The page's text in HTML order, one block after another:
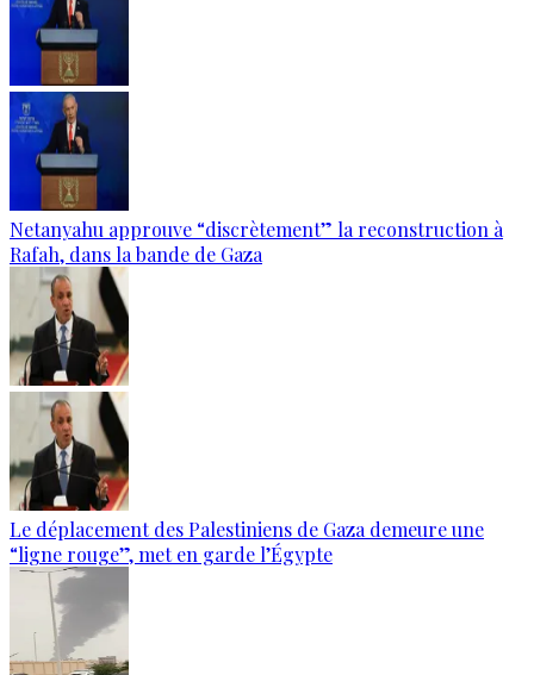
Netanyahu approuve “discrètement” la reconstruction à
Rafah, dans la bande de Gaza
Le déplacement des Palestiniens de Gaza demeure une
“ligne rouge”, met en garde l’Égypte